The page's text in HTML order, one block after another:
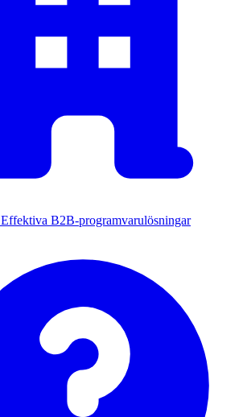
Effektiva B2B-programvarulösningar